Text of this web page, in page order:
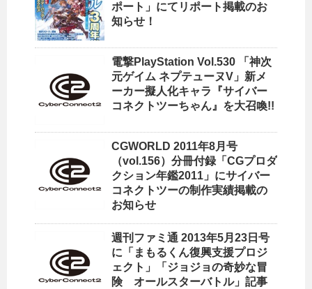
ポート」にてリポート掲載のお
知らせ！
電撃PlayStation Vol.530 「神次
元ゲイム ネプテューヌV」新メ
ーカー擬人化キャラ『サイバー
コネクトツーちゃん』を大召喚!!
CGWORLD 2011年8月号
（vol.156）分冊付録「CGプロダ
クション年鑑2011」にサイバー
コネクトツーの制作実績掲載の
お知らせ
週刊ファミ通 2013年5月23日号
に「まもるくん復興支援プロジ
ェクト」「ジョジョの奇妙な冒
険 オールスターバトル」記事